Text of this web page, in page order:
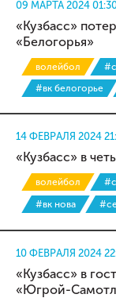
09 МАРТА 2024
«Кузбасс»
«Белогорья»
волейбол
#вк белогорье
14 ФЕВРАЛЯ 2024
«Кузбасс» в
волейбол
#вк нова
10 ФЕВРАЛЯ 2024
«Кузбасс» в
«Югрой-